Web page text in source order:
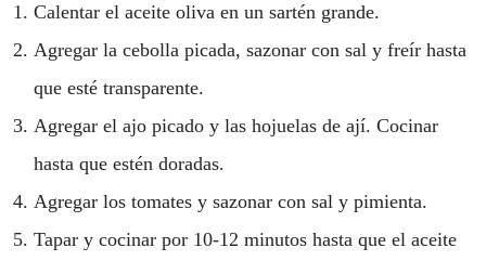
Calentar el aceite oliva en un sartén grande.
Agregar la cebolla picada, sazonar con sal y freír hasta
que esté transparente.
Agregar el ajo picado y las hojuelas de ají. Cocinar
hasta que estén doradas.
Agregar los tomates y sazonar con sal y pimienta.
Tapar y cocinar por 10-12 minutos hasta que el aceite